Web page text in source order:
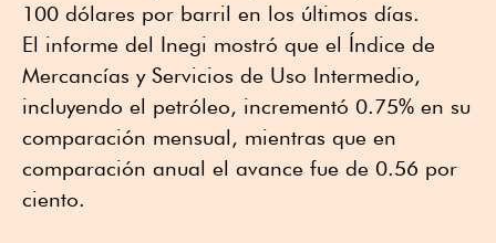
100 dólares por barril en los últimos días.
El informe del Inegi mostró que el Índice de
Mercancías y Servicios de Uso Intermedio,
incluyendo el petróleo, incrementó 0.75% en su
comparación mensual, mientras que en
comparación anual el avance fue de 0.56 por
ciento.